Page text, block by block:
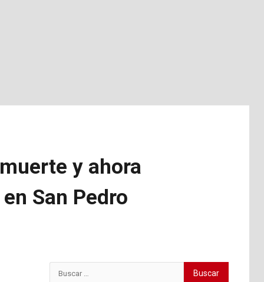
y ahora
San Pedro
Buscar: